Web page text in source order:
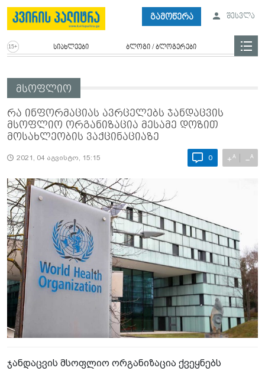
გამოწერა შესვლა
სიახლეები ბლოგი / ბლოგერები
მსოფლიო
რა ინფორმაციას ავრცელებს ჯანდაცვის
მსოფლიო ორგანიზაცია მესამე დოზით
მოსახლეობის ვაქცინაციაზე
2021, 04 აგვისტო, 15:15 0 +A −A
ჯანდაცვის მსოფლიო ორგანიზაცია ქვეყნებს